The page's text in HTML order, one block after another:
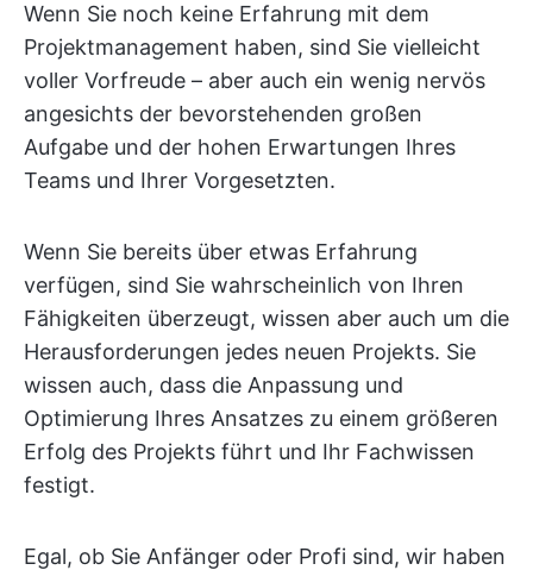
Wenn Sie noch keine Erfahrung mit dem
Projektmanagement haben, sind Sie vielleicht
voller Vorfreude – aber auch ein wenig nervös
angesichts der bevorstehenden großen
Aufgabe und der hohen Erwartungen Ihres
Teams und Ihrer Vorgesetzten.
Wenn Sie bereits über etwas Erfahrung
verfügen, sind Sie wahrscheinlich von Ihren
Fähigkeiten überzeugt, wissen aber auch um die
Herausforderungen jedes neuen Projekts. Sie
wissen auch, dass die Anpassung und
Optimierung Ihres Ansatzes zu einem größeren
Erfolg des Projekts führt und Ihr Fachwissen
festigt.
Egal, ob Sie Anfänger oder Profi sind, wir haben